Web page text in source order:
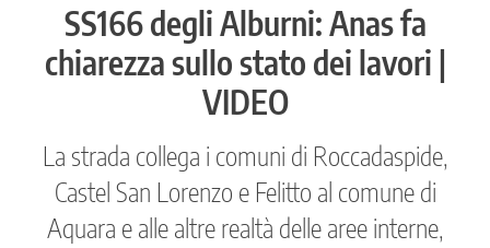
SS166 degli Alburni: Anas fa
chiarezza sullo stato dei lavori |
VIDEO
La strada collega i comuni di Roccadaspide,
Castel San Lorenzo e Felitto al comune di
Aquara e alle altre realtà delle aree interne,